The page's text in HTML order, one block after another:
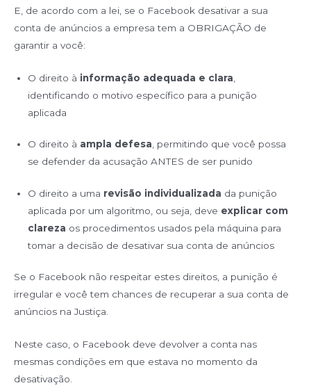
E, de acordo com a lei, se o Facebook desativar a sua
conta de anúncios a empresa tem a OBRIGAÇÃO de
garantir a você:
O direito à informação adequada e clara
identificando o motivo específico para a punição
aplicada
O direito à ampla defesa, permitindo que você possa
se defender da acusação ANTES de ser punido
O direito a uma revisão individualizada da punição
aplicada por um algoritmo, ou seja, deve explicar com
clareza os procedimentos usados pela máquina para
tomar a decisão de desativar sua conta de anúncios
Se o Facebook não respeitar estes direitos, a punição é
irregular e você tem chances de recuperar a sua conta de
anúncios na Justiça.
Neste caso, o Facebook deve devolver a conta nas
mesmas condições em que estava no momento da
desativação.